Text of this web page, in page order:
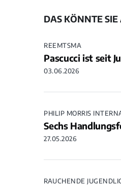
DAS KÖNNTE SIE
REEMTSMA
Pascucci ist seit
03.06.2026
PHILIP MORRIS
Sechs
27.05.2026
RAUCHENDE